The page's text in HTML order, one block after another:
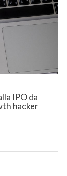
IPO da
hacker